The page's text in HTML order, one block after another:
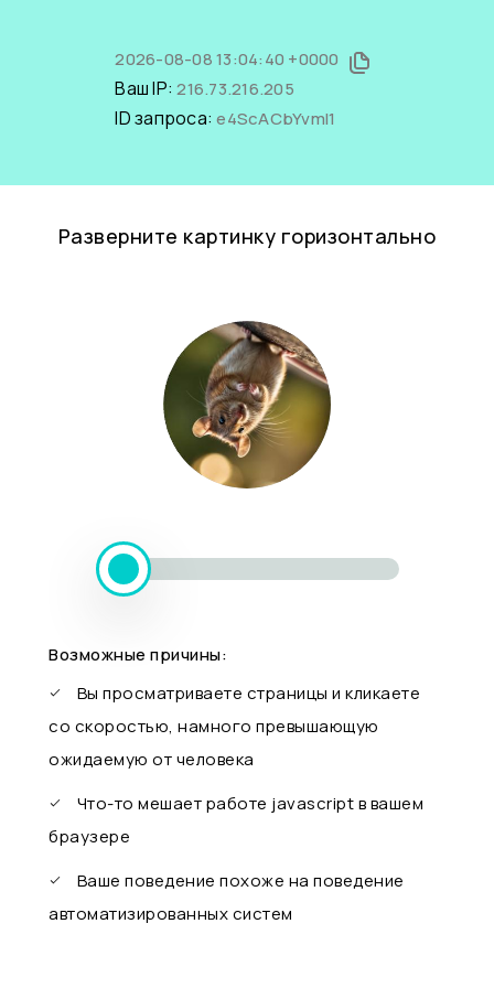
2026-08-08 13:04:40 +0000
Ваш IP:216.73.216.205
ID запроса:e4ScACbYvmI1
Разверните картинку горизонтально
Возможные причины:
Вы просматриваете страницы и кликаете
со скоростью, намного превышающую
ожидаемую от человека
Что-то мешает работе javascript в вашем
браузере
Ваше поведение похоже на поведение
автоматизированных систем